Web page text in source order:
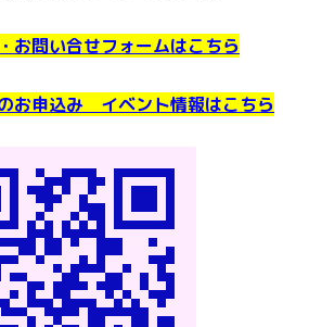
お問い合せフォームはこちら
お申込み イベント情報はこちら